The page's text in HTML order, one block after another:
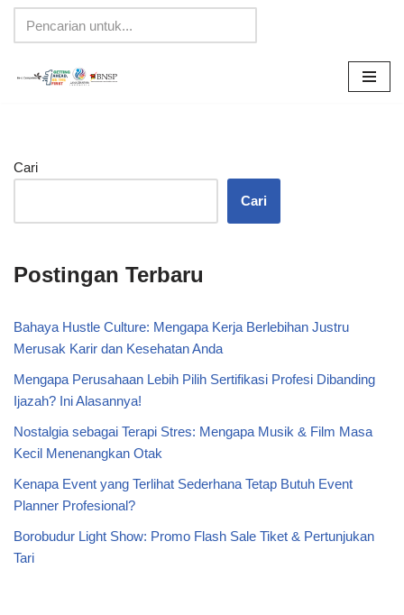
Lompat
Cari
Cari
Postingan Terbaru
Bahaya Hustle Culture: Mengapa Kerja Berlebihan Justru
Merusak Karir dan Kesehatan Anda
Mengapa Perusahaan Lebih Pilih Sertifikasi Profesi Dibanding
Ijazah? Ini Alasannya!
Nostalgia sebagai Terapi Stres: Mengapa Musik & Film Masa
Kecil Menenangkan Otak
Kenapa Event yang Terlihat Sederhana Tetap Butuh Event
Planner Profesional?
Borobudur Light Show: Promo Flash Sale Tiket & Pertunjukan
Tari